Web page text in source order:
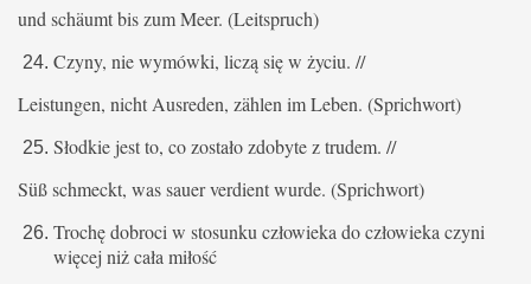
und schäumt bis zum Meer. (Leitspruch)
Czyny, nie wymówki, liczą się w życiu. //
Leistungen, nicht Ausreden, zählen im Leben. (Sprichwort)
Słodkie jest to, co zostało zdobyte z trudem. //
Süß schmeckt, was sauer verdient wurde. (Sprichwort)
Trochę dobroci w stosunku człowieka do człowieka czyni
więcej niż cała miłość